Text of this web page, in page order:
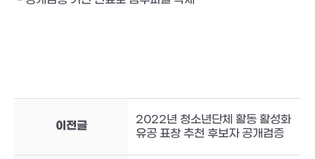
이전글
2022년 청소년단체 활동 활성화
유공 표창 추천 후보자 공개검증